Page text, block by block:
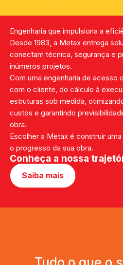
Engenharia que impulsiona a
Desde 1983, a Metax entrega
conectam técnica, segurança e
inúmeros projetos.
Com uma engenharia de acesso
com o cliente, do cálculo à
estruturas sob medida,
custos e garantindo
obra.
Escolher a Metax é construir
o progresso da sua obra.
Conheça a nossa
Saiba mais